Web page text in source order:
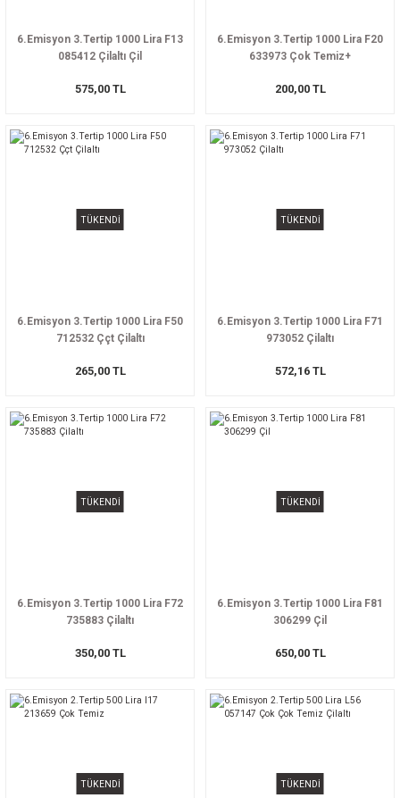
6.Emisyon 3.Tertip 1000 Lira F13
085412 Çilaltı Çil
575,00 TL
6.Emisyon 3.Tertip 1000 Lira F20
633973 Çok Temiz+
200,00 TL
TÜKENDİ
6.Emisyon 3.Tertip 1000 Lira F50
712532 Ççt Çilaltı
265,00 TL
TÜKENDİ
6.Emisyon 3.Tertip 1000 Lira F71
973052 Çilaltı
572,16 TL
TÜKENDİ
6.Emisyon 3.Tertip 1000 Lira F72
735883 Çilaltı
350,00 TL
TÜKENDİ
6.Emisyon 3.Tertip 1000 Lira F81
306299 Çil
650,00 TL
TÜKENDİ TÜKENDİ